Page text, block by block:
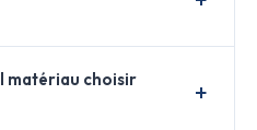
matériau choisir